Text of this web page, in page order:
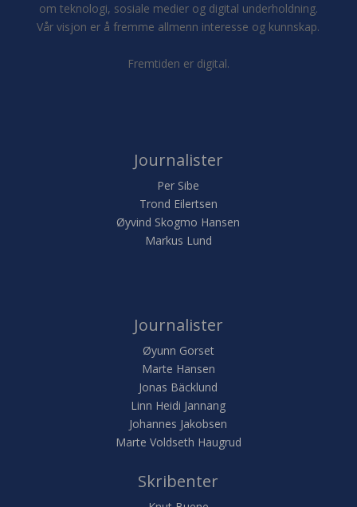
om teknologi, sosiale medier og digital underholdning.
Vår visjon er å fremme allmenn interesse og kunnskap.
Fremtiden er digital.
Journalister
Per Sibe
Trond Eilertsen
Øyvind Skogmo Hansen
Markus Lund
Journalister
Øyunn Gorset
Marte Hansen
Jonas Bäcklund
Linn Heidi Jannang
Johannes Jakobsen
Marte Voldseth Haugrud
Skribenter